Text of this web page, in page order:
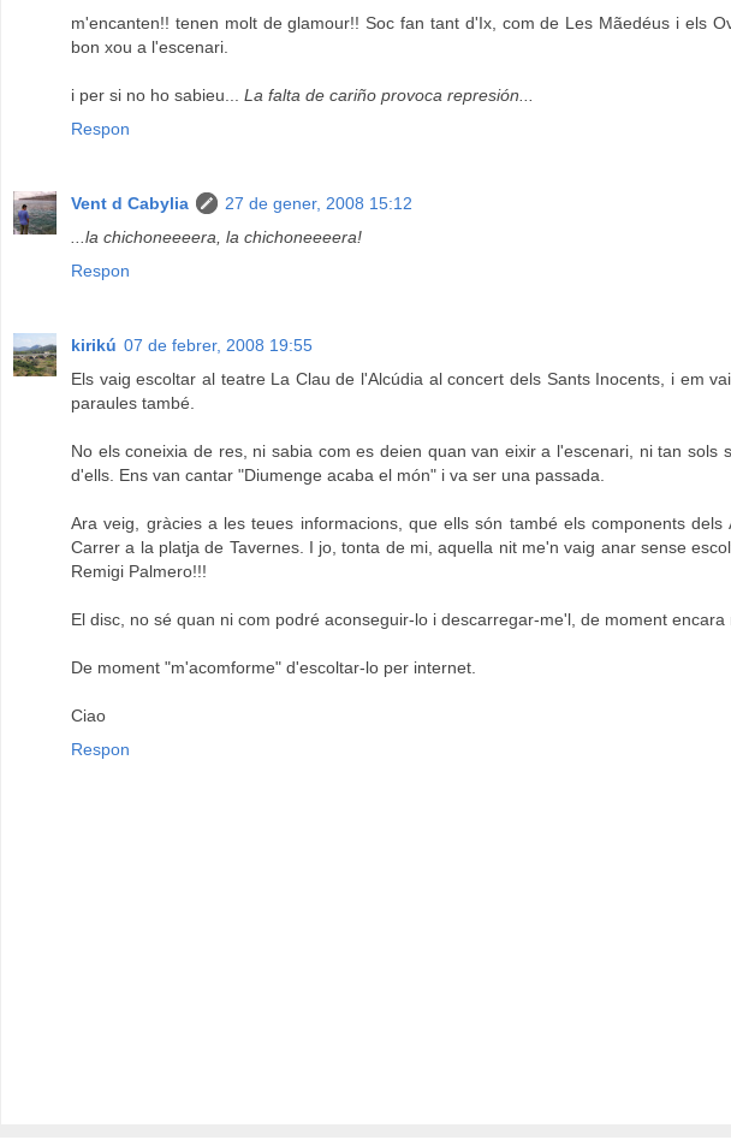
m'encanten!! tenen molt de glamour!! Soc fan tant d'Ix, com de Les Mãedéus i els
bon xou a l'escenari.
i per si no ho sabieu... La falta de cariño provoca represión...
Respon
Vent d Cabylia
27 de gener, 2008 15:12
...la chichoneeeera, la chichoneeeera!
Respon
kirikú 07 de febrer, 2008 19:55
Els vaig escoltar al teatre La Clau de l'Alcúdia al concert dels Sants Inocents, i em
paraules també.
No els coneixia de res, ni sabia com es deien quan van eixir a l'escenari, ni tan
d'ells. Ens van cantar "Diumenge acaba el món" i va ser una passada.
Ara veig, gràcies a les teues informacions, que ells són també els components
Carrer a la platja de Tavernes. I jo, tonta de mi, aquella nit me'n vaig anar sense
Remigi Palmero!!!
El disc, no sé quan ni com podré aconseguir-lo i descarregar-me'l, de moment encara
De moment "m'acomforme" d'escoltar-lo per internet.
Ciao
Respon